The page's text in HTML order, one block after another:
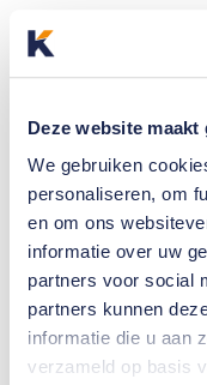
Deze website
We gebruiken
personaliseren, om
en om ons
informatie over uw
partners voor social
partners kunnen
informatie die u aan
verzameld op basis